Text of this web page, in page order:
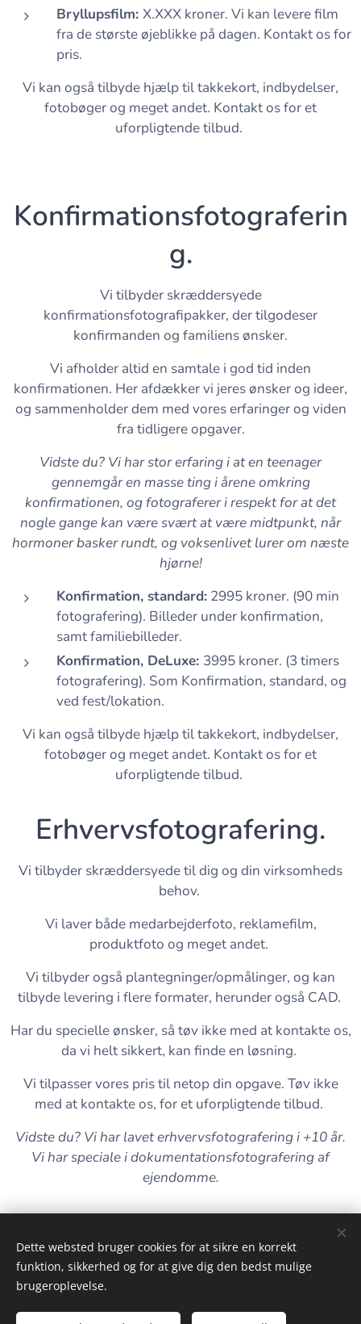
Bryllupsfilm: X.XXX kroner. Vi kan levere film
fra de største øjeblikke på dagen. Kontakt os for
pris.
Vi kan også tilbyde hjælp til takkekort, indbydelser,
fotobøger og meget andet. Kontakt os for et
uforpligtende tilbud.
Konfirmationsfotograferin
g.
Vi tilbyder skræddersyede
konfirmationsfotografipakker, der tilgodeser
konfirmanden og familiens ønsker.
Vi afholder altid en samtale i god tid inden
konfirmationen. Her afdækker vi jeres ønsker og ideer,
og sammenholder dem med vores erfaringer og viden
fra tidligere opgaver.
Vidste du? Vi har stor erfaring i at en teenager
gennemgår en masse ting i årene omkring
konfirmationen, og fotograferer i respekt for at det
nogle gange kan være svært at være midtpunkt, når
hormoner basker rundt, og voksenlivet lurer om næste
hjørne!
Konfirmation, standard: 2995 kroner. (90 min
fotografering). Billeder under konfirmation,
samt familiebilleder.
Konfirmation, DeLuxe: 3995 kroner. (3 timers
fotografering). Som Konfirmation, standard, og
ved fest/lokation.
Vi kan også tilbyde hjælp til takkekort, indbydelser,
fotobøger og meget andet. Kontakt os for et
uforpligtende tilbud.
Erhvervsfotografering.
Vi tilbyder skræddersyede til dig og din virksomheds
behov.
Vi laver både medarbejderfoto, reklamefilm,
produktfoto og meget andet.
Vi tilbyder også plantegninger/opmålinger, og kan
tilbyde levering i flere formater, herunder også CAD.
Har du specielle ønsker, så tøv ikke med at kontakte os,
da vi helt sikkert, kan finde en løsning.
Vi tilpasser vores pris til netop din opgave. Tøv ikke
med at kontakte os, for et uforpligtende tilbud.
Vidste du? Vi har lavet erhvervsfotografering i +10 år.
Vi har speciale i dokumentationsfotografering af
ejendomme.
Alt billed- og videomateriale på denne side tilhører KiWa Foto!
Dette websted bruger cookies for at sikre en korrekt
funktion, sikkerhed og for at give dig den bedst mulige
brugeroplevelse.